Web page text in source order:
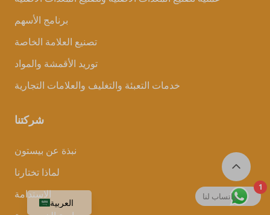
برنامج الأسهم
تصنيع العلامة الخاصة
توريد الأقمشة والمواد
خدمات التعبئة والتغليف والعلامات التجارية
شركتنا
نبذة عن بيستون
لماذا تختارنا
الاستدامة
1
واتساب لنا
العربية